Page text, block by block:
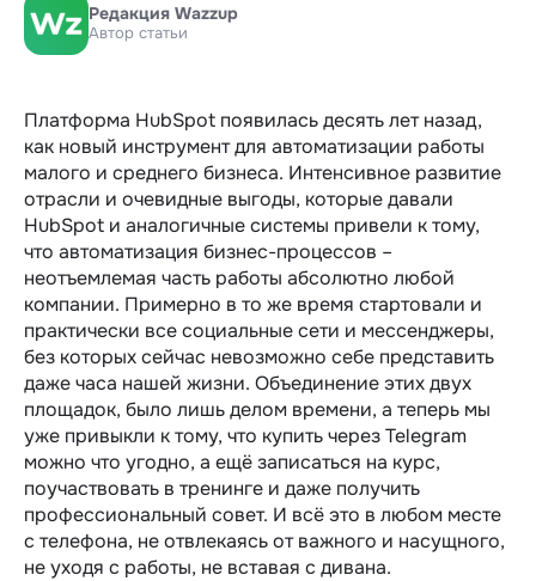
Редакция Wazzup
Автор статьи
Платформа HubSpot появилась десять лет назад,
как новый инструмент для автоматизации работы
малого и среднего бизнеса. Интенсивное развитие
отрасли и очевидные выгоды, которые давали
HubSpot и аналогичные системы привели к тому,
что автоматизация бизнес-процессов –
неотъемлемая часть работы абсолютно любой
компании. Примерно в то же время стартовали и
практически все социальные сети и мессенджеры,
без которых сейчас невозможно себе представить
даже часа нашей жизни. Объединение этих двух
площадок, было лишь делом времени, а теперь мы
уже привыкли к тому, что купить через Telegram
можно что угодно, а ещё записаться на курс,
поучаствовать в тренинге и даже получить
профессиональный совет. И всё это в любом месте
с телефона, не отвлекаясь от важного и насущного,
не уходя с работы, не вставая с дивана.